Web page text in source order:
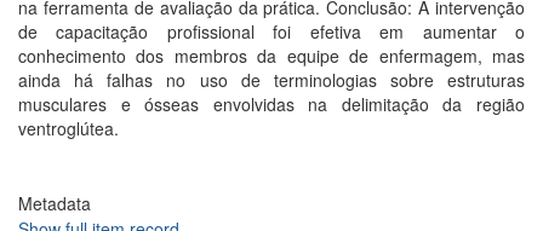
na ferramenta de avaliação da prática. Conclusão: A intervenção
de capacitação profissional foi efetiva em aumentar o
conhecimento dos membros da equipe de enfermagem, mas
ainda há falhas no uso de terminologias sobre estruturas
musculares e ósseas envolvidas na delimitação da região
ventroglútea.
Metadata